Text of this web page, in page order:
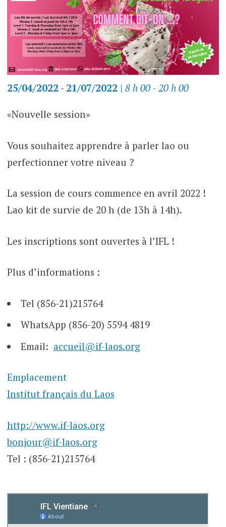
25/04/2022 - 21/07/2022 | 8 h 00 - 20 h 00
«Nouvelle session»
Vous souhaitez apprendre à parler lao ou
perfectionner votre niveau ?
La session de cours commence en avril 2022 !
Lao kit de survie de 20 h (de 13h à 14h).
Les inscriptions sont ouvertes à l’IFL !
Plus d’informations :
Tel (856-21)215764
WhatsApp (856-20) 5594 4819
Email: accueil@if-laos.org
Emplacement
Institut français du Laos
http://www.if-laos.org
bonjour@if-laos.org
Tel : (856-21)215764